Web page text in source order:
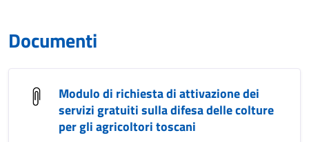
Documenti
Modulo di richiesta di attivazione dei
servizi gratuiti sulla difesa delle colture
per gli agricoltori toscani